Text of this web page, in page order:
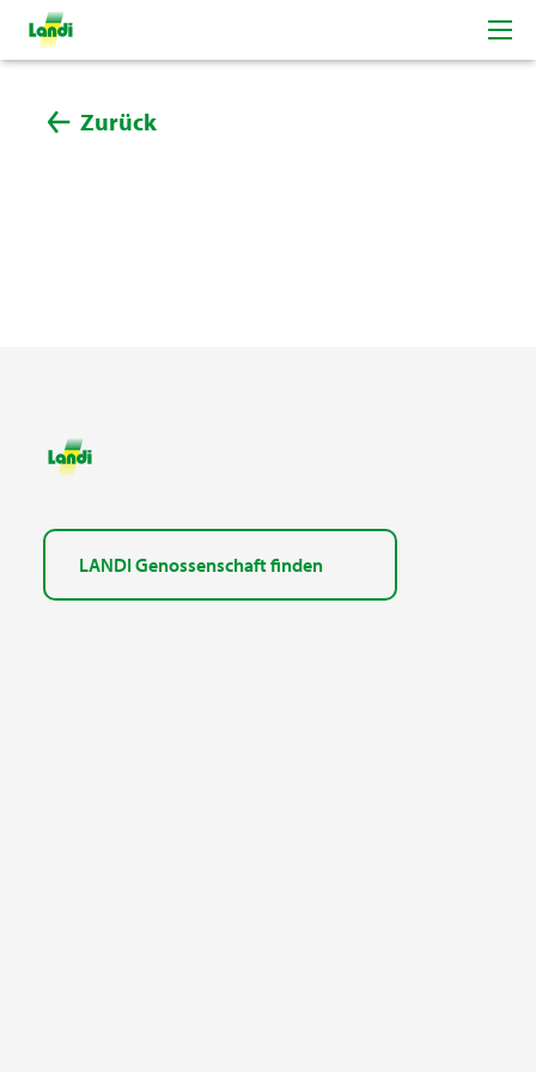
Zurück
LANDI Genossenschaft finden